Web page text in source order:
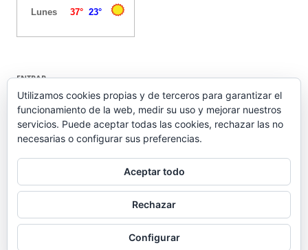
ENTRAR
Acceder
Feed de entradas
Feed de comentarios
WordPress.org
Funciona gracias a WordPress
Utilizamos cookies propias y de terceros para garantizar el
funcionamiento de la web, medir su uso y mejorar nuestros
servicios. Puede aceptar todas las cookies, rechazar las no
necesarias o configurar sus preferencias.
Aceptar todo
Rechazar
Configurar